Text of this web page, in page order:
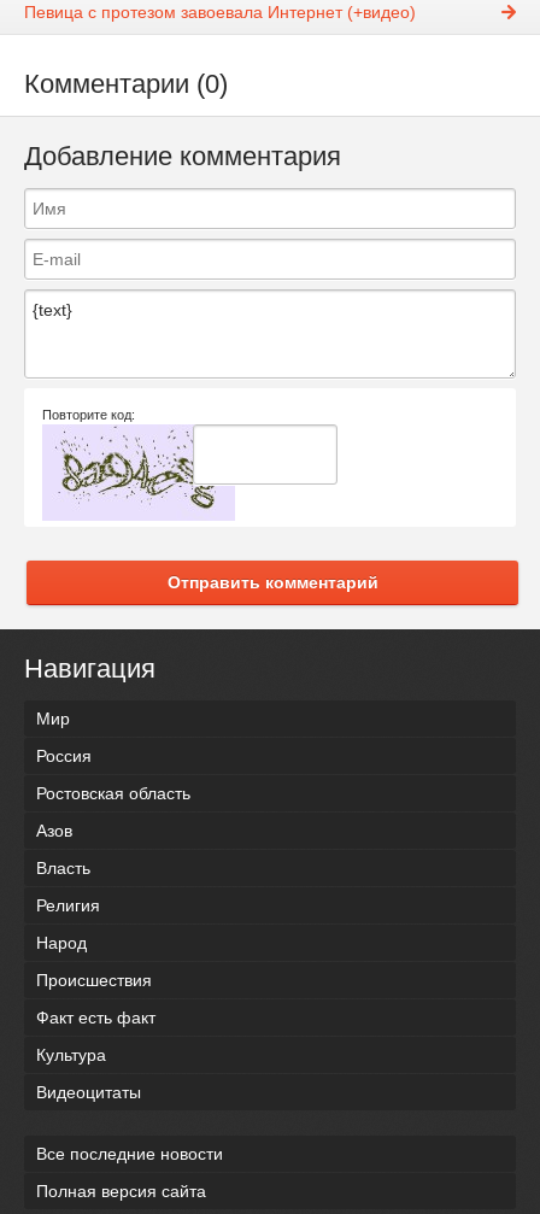
Певица с протезом завоевала Интернет (+видео)
Комментарии (0)
Добавление комментария
Повторите код:
Отправить комментарий
Навигация
Мир
Россия
Ростовская область
Азов
Власть
Религия
Народ
Происшествия
Факт есть факт
Культура
Видеоцитаты
Все последние новости
Полная версия сайта